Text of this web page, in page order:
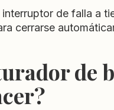
interruptor de falla a
cerrarse
de